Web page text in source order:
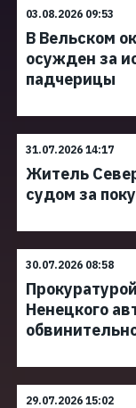
03.08.2026 09:53
В Вельском
осужден за
падчерицы
31.07.2026 14:17
Житель
судом за
30.07.2026 08:58
Ненецкого
29.07.2026 15:02